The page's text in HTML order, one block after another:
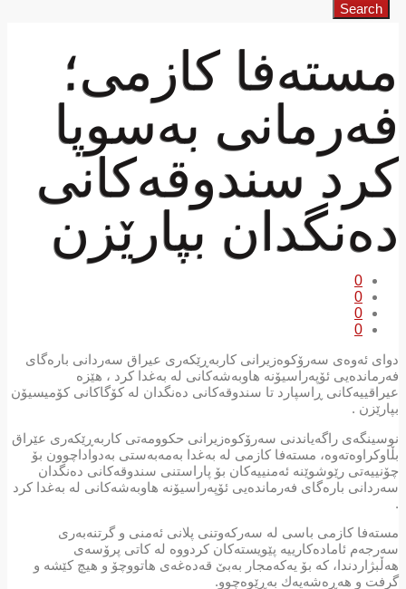
Search
مستەفا كازمی؛
فەرمانی بەسوپا
كرد سندوقەكانی
دەنگدان بپارێزن
0
0
0
0
دوای ئەوەی سەرۆكوەزیرانی كاربەڕێكەری عیراق سەردانی بارەگای
فەرماندەیی ئۆپەراسیۆنە هاوبەشەكانی لە بەغدا كرد ، هێزە
عیراقییەكانی ڕاسپارد تا سندوقەكانی دەنگدان لە كۆگاكانی كۆمیسیۆن
بپارێزن .
نوسینگەی راگەیاندنی سەرۆكوەزیرانی حكوومەتی كاربەڕێكەری عێراق
بڵاوكراوەتەوە، مستەفا كازمی لە بەغدا بەمەبەستی بەدواداچوون بۆ
چۆنییەتی رێوشوێنە ئەمنییەكان بۆ پاراستنی سندوقەكانی دەنگدان
سەردانی بارەگای فەرماندەیی ئۆپەراسیۆنە هاوبەشەكانی لە بەغدا كرد
.
مستەفا كازمی باسی لە سەركەوتنی پلانی ئەمنی و گرتنەبەری
سەرجەم ئامادەكارییە پێویستەكان كردووە لە كاتی پرۆسەی
هەڵبژاردندا، كە بۆ یەكەمجار بەبێ قەدەغەی هاتووچۆ و هیچ كێشە و
گرفت و هەڕەشەیەك بەڕێوەچوو.